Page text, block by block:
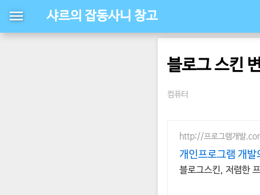
샤르의 잡동사니 창고
블로그 스킨
컴퓨터
http://프로그램개발
개인프로그램 개발
블로그스킨, 저렴한